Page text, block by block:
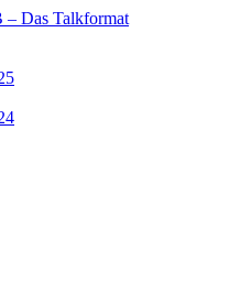
– Das Talkformat